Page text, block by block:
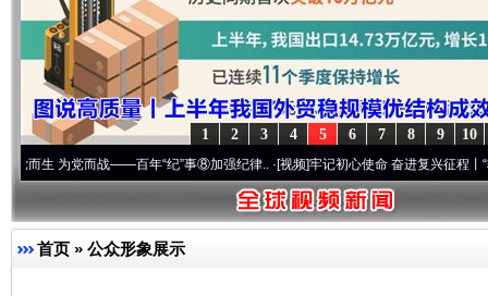
10
9
8
7
6
5
4
3
2
1
党而战——百年“纪”事⑧加强纪律..·[视频]牢记初心使命 奋进复兴征程丨“转折之城”
首页 » 公众形象展示